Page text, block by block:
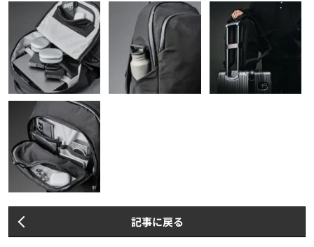
記事に戻る